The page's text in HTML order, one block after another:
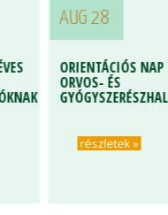
AUG 28
ORIENTÁCIÓS NAP
ORVOS- ÉS
részletek »